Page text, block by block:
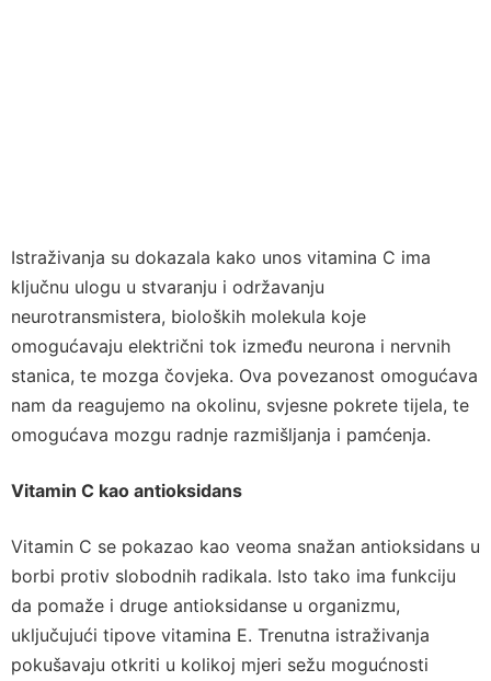
Istraživanja su dokazala kako unos vitamina C ima
ključnu ulogu u stvaranju i održavanju
neurotransmistera, bioloških molekula koje
omogućavaju električni tok između neurona i nervnih
stanica, te mozga čovjeka. Ova povezanost omogućava
nam da reagujemo na okolinu, svjesne pokrete tijela, te
omogućava mozgu radnje razmišljanja i pamćenja.
Vitamin C kao antioksidans
Vitamin C se pokazao kao veoma snažan antioksidans u
borbi protiv slobodnih radikala. Isto tako ima funkciju
da pomaže i druge antioksidanse u organizmu,
uključujući tipove vitamina E. Trenutna istraživanja
pokušavaju otkriti u kolikoj mjeri sežu mogućnosti